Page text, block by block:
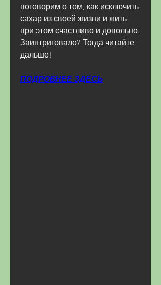
поговорим о том, как исключить
сахар из своей жизни и жить
при этом счастливо и довольно.
Заинтриговало? Тогда читайте
дальше!
ПОДРОБНЕЕ ЗДЕСЬ